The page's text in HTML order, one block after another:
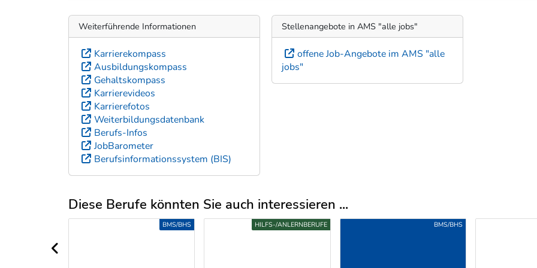
Weiterführende Informationen
Karrierekompass
Ausbildungskompass
Gehaltskompass
Karrierevideos
Karrierefotos
Weiterbildungsdatenbank
Berufs-Infos
JobBarometer
Berufsinformationssystem (BIS)
Stellenangebote in AMS "alle jobs"
offene Job-Angebote im AMS "alle
jobs"
Diese Berufe könnten Sie auch interessieren ...
Uber weitere Berufsvorschläge
BMS/BHS HILFS-/ANLERNBERUFE BMS/BHS